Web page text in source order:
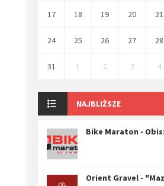
17 18 19 20 21
24 25 26 27 28
31 1 2 3 4
NAJBLIŻSZE
Bike Maraton -
Orient Gravel -